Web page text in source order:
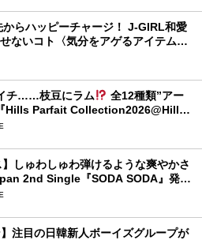
からハッピーチャージ！ J-GIRL和愛
せないコト〈気分をアゲるアイテム＆
チ……枝豆にラム
全12種類”アー
Hills Parfait Collection2026@Hills
】しゅわしゅわ弾けるような爽やかさ
2nd Single『SODA SODA』発売
を詳細レポ
】注目の日韓新人ボーイズグループが